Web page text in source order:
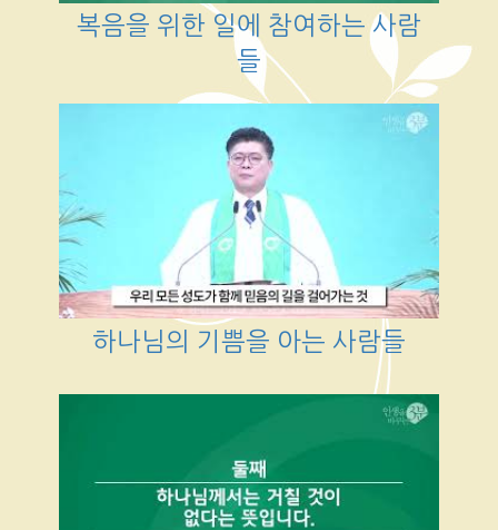
복음을 위한 일에 참여하는 사람
들
하나님의 기쁨을 아는 사람들